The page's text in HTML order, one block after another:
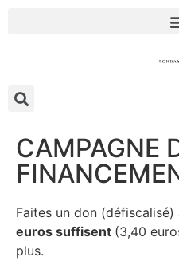
CAMPAGNE
Faites un don (défiscalisé)
euros suffisent (3,40
plus.